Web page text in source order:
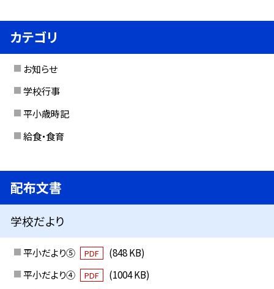
カテゴリ
お知らせ
学校行事
平小歳時記
給食・食育
配布文書
学校だより
平小だより⑤ PDF
(848 KB)
平小だより④
PDF
(1004 KB)